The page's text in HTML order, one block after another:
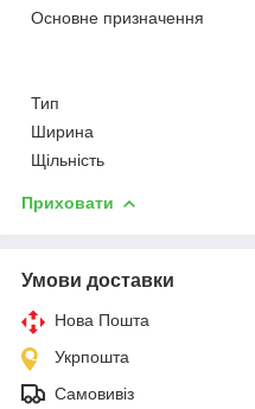
Основне призначення
Тип
Ширина
Щільність
Приховати
Умови доставки
Нова Пошта
Укрпошта
Самовивіз